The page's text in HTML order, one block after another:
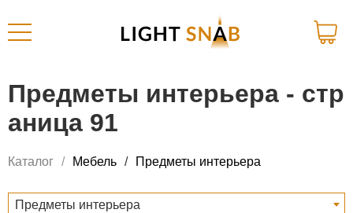
Предметы интерьера - стр
аница 91
Каталог Мебель Предметы интерьера
Предметы интерьера